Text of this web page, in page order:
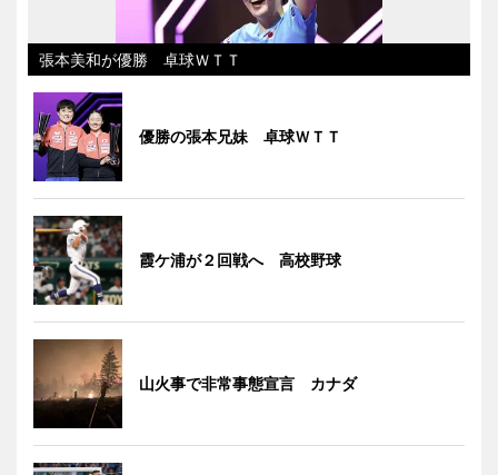
張本美和が優勝 卓球ＷＴＴ
優勝の張本兄妹 卓球ＷＴＴ
霞ケ浦が２回戦へ 高校野球
山火事で非常事態宣言 カナダ